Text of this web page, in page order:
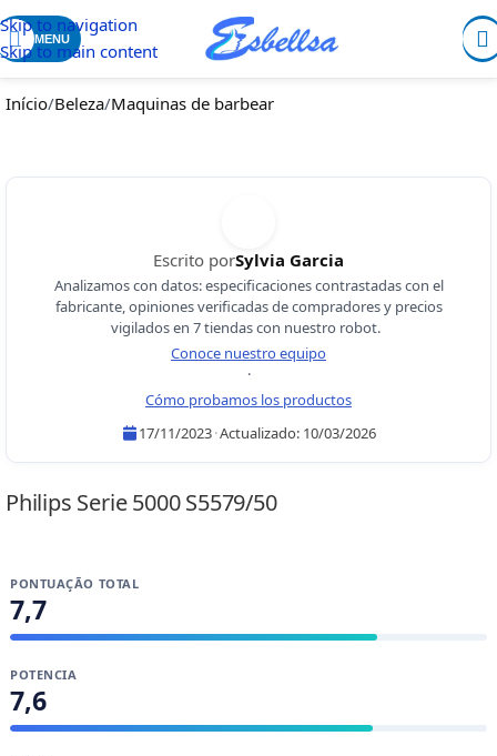
Skip to navigation
Skip to main content
MENU
Início/Beleza/Maquinas de barbear
Escrito porSylvia Garcia
Analizamos con datos: especificaciones contrastadas con el
fabricante, opiniones verificadas de compradores y precios
vigilados en 7 tiendas con nuestro robot.
Conoce nuestro equipo
·
Cómo probamos los productos
17/11/2023·Actualizado: 10/03/2026
Sylvia Garcia
Philips Serie 5000 S5579/50
PONTUAÇÃO TOTAL
7,7
POTENCIA
7,6